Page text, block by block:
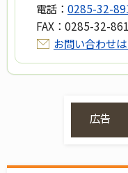
電話： 0285-32-
FAX： 0285-32-
お問い合わせ
広告